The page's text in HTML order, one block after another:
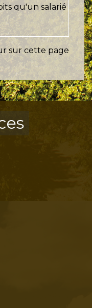
qu'un salarié
sur cette page